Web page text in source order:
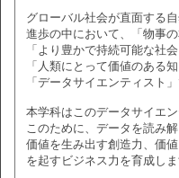
グローバル社会が直面する
進歩の中において、「物事
「より豊かで持続可能な社
「人類にとって価値のある
「データサイエンティスト」
本学科はこのデータサイエ
このために、データを読み
価値を生み出す創造力、価
を起すビジネス力を育成しま